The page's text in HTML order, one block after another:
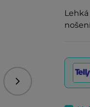
Následující